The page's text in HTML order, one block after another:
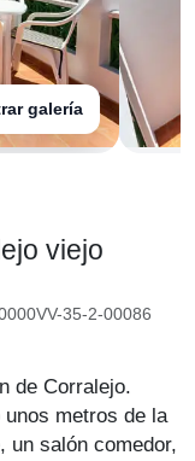
galería
viejo
35-2-00086
de Corralejo.
unos metros de la
un salón comedor,